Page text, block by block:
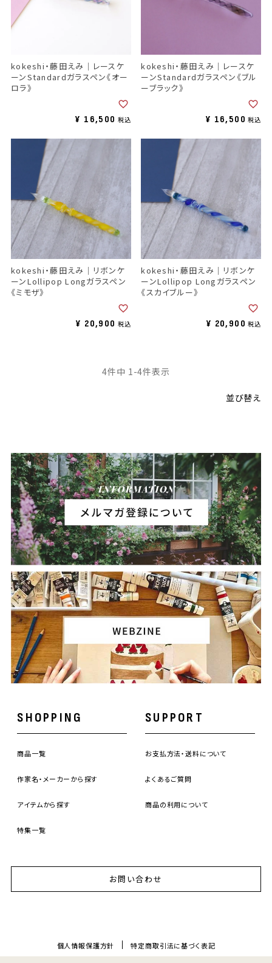
kokeshi・藤田えみ｜レースケ
ーンStandardガラスペン《オー
ロラ》
¥ 16,500 税込
kokeshi・藤田えみ｜レースケ
ーンStandardガラスペン《ブル
ーブラック》
¥ 16,500 税込
kokeshi・藤田えみ｜リボンケ
ーンLollipop Longガラスペン
《ミモザ》
¥ 20,900 税込
kokeshi・藤田えみ｜リボンケ
ーンLollipop Longガラスペン
《スカイブルー》
¥ 20,900 税込
並び替え
4件中 1 -4件表示
SHOPPING
商品一覧
作家名・メーカーから探す
アイテムから探す
特集一覧
SUPPORT
お支払方法・送料について
よくあるご質問
商品の利用について
お問い合わせ
個人情報保護方針 特定商取引法に基づく表記